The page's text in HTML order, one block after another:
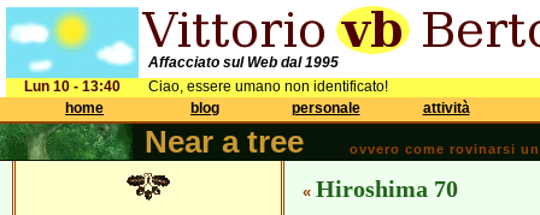
Affacciato sul Web dal 1995
Lun 10 - 13:40
Ciao, essere umano non identificato!
home
blog personale attività
Near a tree ovvero come rovinarsi
« Hiroshima 70